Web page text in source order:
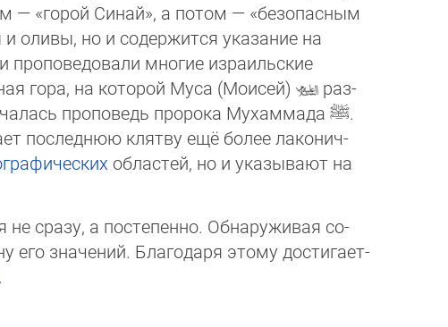
— «горой Синай», а потом — «бе­зо­пас­ным
оливы, но и содержится ука­за­ние на
многие из­ра­иль­ские
гора, на которой Муса (Мои­сей)
раз­
проповедь пророка Му­хам­ма­да ﷺ.
последнюю клятву ещё бо­лее ла­ко­нич­
областей, но и ука­зы­ва­ют на
не сразу, а постепенно. Обнаруживая со­
его значений. Благодаря этому дос­ти­га­ет­
.